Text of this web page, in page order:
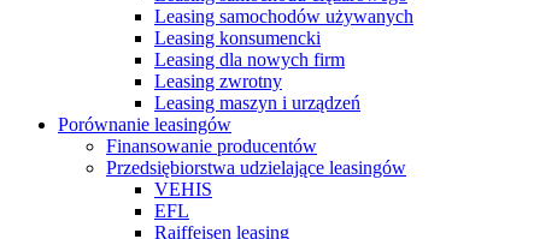
Leasing samochodów używanych
Leasing konsumencki
Leasing dla nowych firm
Leasing zwrotny
Leasing maszyn i urządzeń
Porównanie leasingów
Finansowanie producentów
Przedsiębiorstwa udzielające leasingów
VEHIS
EFL
Raiffeisen leasing